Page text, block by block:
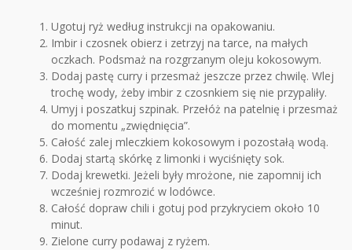
Ugotuj ryż według instrukcji na opakowaniu.
Imbir i czosnek obierz i zetrzyj na tarce, na małych
oczkach. Podsmaż na rozgrzanym oleju kokosowym.
Dodaj pastę curry i przesmaż jeszcze przez chwilę. Wlej
trochę wody, żeby imbir z czosnkiem się nie przypaliły.
Umyj i poszatkuj szpinak. Przełóż na patelnię i przesmaż
do momentu „zwiędnięcia”.
Całość zalej mleczkiem kokosowym i pozostałą wodą.
Dodaj startą skórkę z limonki i wyciśnięty sok.
Dodaj krewetki. Jeżeli były mrożone, nie zapomnij ich
wcześniej rozmrozić w lodówce.
Całość dopraw chili i gotuj pod przykryciem około 10
minut.
Zielone curry podawaj z ryżem.